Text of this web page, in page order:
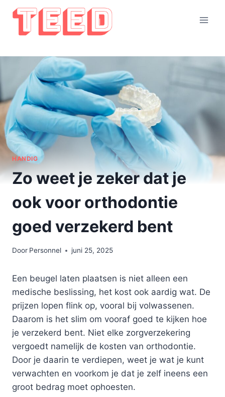
Doorgaan
naar
inhoud
HANDIG
Zo weet je zeker dat je
ook voor orthodontie
goed verzekerd bent
Door Personnel juni 25, 2025
Een beugel laten plaatsen is niet alleen een
medische beslissing, het kost ook aardig wat. De
prijzen lopen flink op, vooral bij volwassenen.
Daarom is het slim om vooraf goed te kijken hoe
je verzekerd bent. Niet elke zorgverzekering
vergoedt namelijk de kosten van orthodontie.
Door je daarin te verdiepen, weet je wat je kunt
verwachten en voorkom je dat je zelf ineens een
groot bedrag moet ophoesten.